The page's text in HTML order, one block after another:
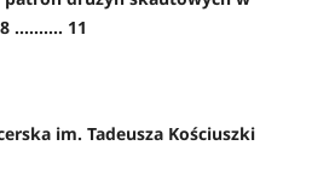
.......... 11
im. Tadeusza Kościuszki